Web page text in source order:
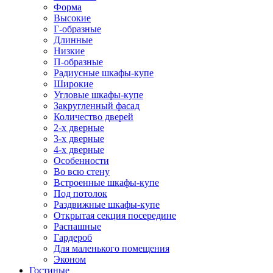
Форма
Высокие
Г-образные
Длинные
Низкие
П-образные
Радиусные шкафы-купе
Широкие
Угловые шкафы-купе
Закругленный фасад
Количество дверей
2-х дверные
3-х дверные
4-х дверные
Особенности
Во всю стену
Встроенные шкафы-купе
Под потолок
Раздвижные шкафы-купе
Открытая секция посередине
Распашные
Гардероб
Для маленького помещения
Эконом
Гостиные